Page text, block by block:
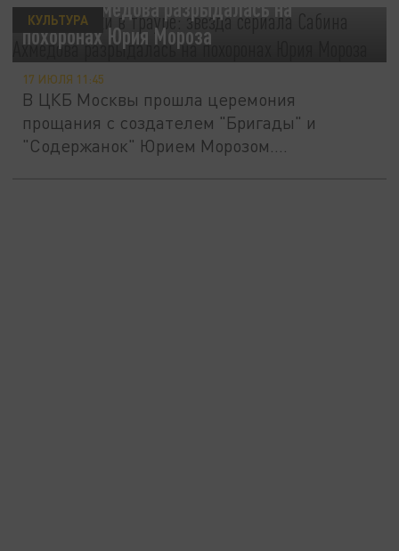
Сабина Ахмедова разрыдалась на
похоронах Юрия Мороза
КУЛЬТУРА
17 ИЮЛЯ 11:45
В ЦКБ Москвы прошла церемония
прощания с создателем "Бригады" и
"Содержанок" Юрием Морозом.